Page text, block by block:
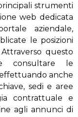
strumenti
web dedicata
aziendale,
le posizioni
questo
consultare le
anche
sedi e aree
contrattuale e
agli annunci di